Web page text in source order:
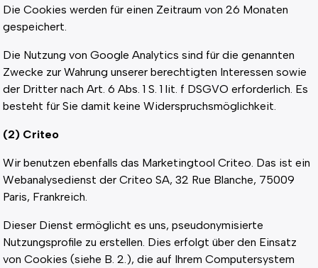
Die Cookies werden für einen Zeitraum von 26 Monaten
gespeichert.
Die Nutzung von Google Analytics sind für die genannten
Zwecke zur Wahrung unserer berechtigten Interessen sowie
der Dritter nach Art. 6 Abs. 1 S. 1 lit. f DSGVO erforderlich. Es
besteht für Sie damit keine Widerspruchsmöglichkeit.
(2) Criteo
Wir benutzen ebenfalls das Marketingtool Criteo. Das ist ein
Webanalysedienst der Criteo SA, 32 Rue Blanche, 75009
Paris, Frankreich.
Dieser Dienst ermöglicht es uns, pseudonymisierte
Nutzungsprofile zu erstellen. Dies erfolgt über den Einsatz
von Cookies (siehe B. 2.), die auf Ihrem Computersystem